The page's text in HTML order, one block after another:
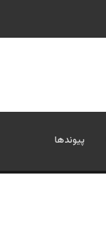
پیوندها